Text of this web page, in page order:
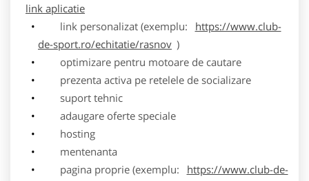
link aplicatie
link personalizat (exemplu:
https://www.club-
de-sport.ro/echitatie/rasnov )
optimizare pentru motoare de cautare
prezenta activa pe retelele de socializare
suport tehnic
adaugare oferte speciale
hosting
mentenanta
pagina proprie (exemplu:
https://www.club-de-